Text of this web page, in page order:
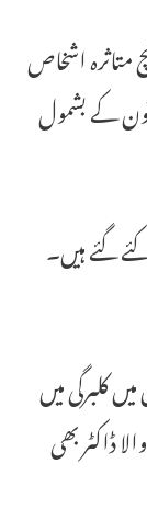
متاثرہ اشخاص
کے بشمول
گئے ہیں۔
جس میں کلبرگی میں
ڈاکٹر بھی